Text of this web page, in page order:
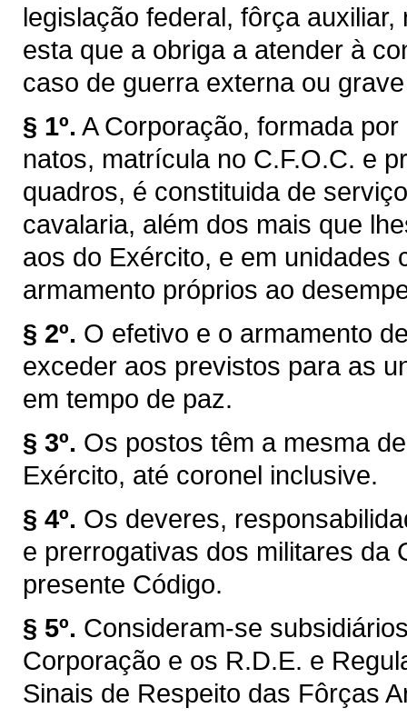
legislação federal, fôrça
esta que a obriga a atender à
caso de guerra externa ou
§ 1º. A Corporação, formada
natos, matrícula no C.F.O.C. e
quadros, é constituida de
cavalaria, além dos mais que
aos do Exército, e em unidades
armamento próprios ao
§ 2º. O efetivo e o armamento
exceder aos previstos para as
em tempo de paz.
§ 3º. Os postos têm a mesma
Exército, até coronel inclusive.
§ 4º. Os deveres,
e prerrogativas dos militares da
presente Código.
§ 5º. Consideram-se
Corporação e os R.D.E. e
Sinais de Respeito das Fôrças